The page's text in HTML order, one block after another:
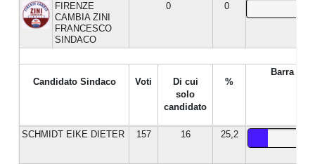
FIRENZE
CAMBIA ZINI
FRANCESCO
SINDACO
0 0
Candidato Sindaco Voti
Di cui
solo
candidato
%
Barra %
SCHMIDT EIKE DIETER 157 16 25,2